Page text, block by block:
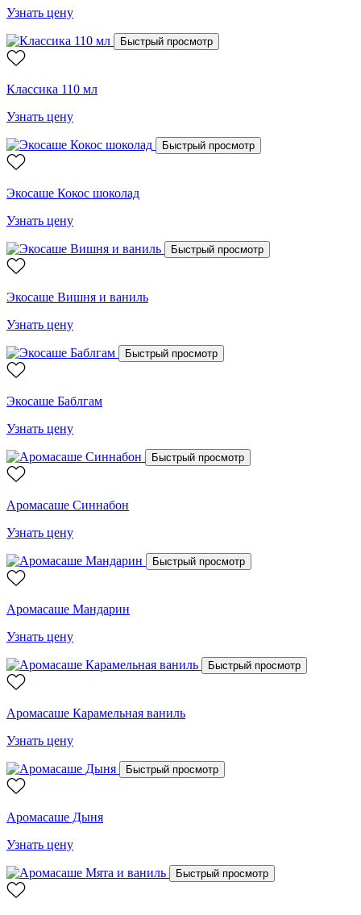
Узнать цену
Быстрый просмотр
Классика 110 мл
Узнать цену
Быстрый просмотр
Экосаше Кокос шоколад
Узнать цену
Быстрый просмотр
Экосаше Вишня и ваниль
Узнать цену
Быстрый просмотр
Экосаше Баблгам
Узнать цену
Быстрый просмотр
Аромасаше Синнабон
Узнать цену
Быстрый просмотр
Аромасаше Мандарин
Узнать цену
Быстрый просмотр
Аромасаше Карамельная ваниль
Узнать цену
Быстрый просмотр
Аромасаше Дыня
Узнать цену
Быстрый просмотр